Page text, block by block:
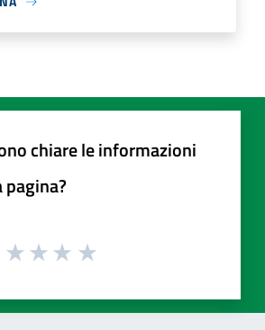
chiare le informazioni
pagina?